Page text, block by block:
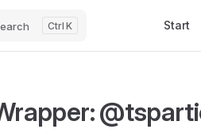
K Start